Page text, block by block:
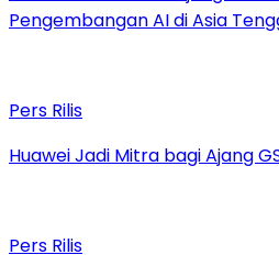
Pengembangan AI di Asia
Pers Rilis
Huawei Jadi Mitra bagi Ajang
Pers Rilis